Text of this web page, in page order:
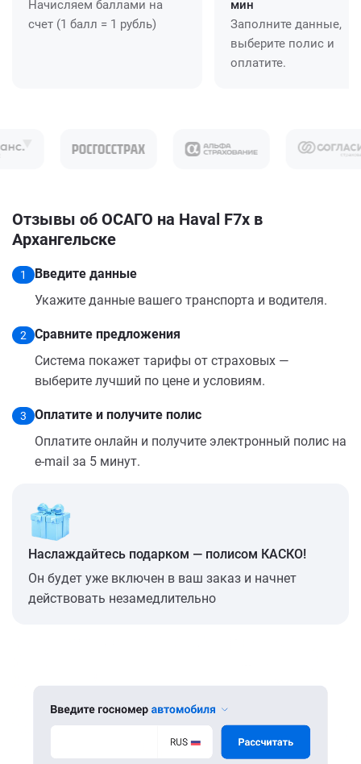
Начисляем баллами на
счет (1 балл = 1 рубль)
мин
Заполните данные,
выберите полис и
оплатите.
Отзывы об ОСАГО на Haval F7x в
Архангельске
1
Введите данные
Укажите данные вашего транспорта и водителя.
2
Сравните предложения
Система покажет тарифы от страховых —
выберите лучший по цене и условиям.
3
Оплатите и получите полис
Оплатите онлайн и получите электронный полис на
e-mail за 5 минут.
Наслаждайтесь подарком — полисом КАСКО!
Он будет уже включен в ваш заказ и начнет
действовать незамедлительно